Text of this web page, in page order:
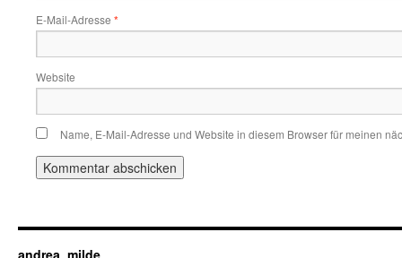
E-Mail-Adresse *
Website
Name, E-Mail-Adresse und Website in diesem Browser für meinen